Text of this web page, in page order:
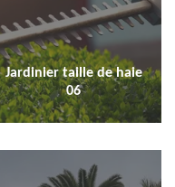
Jardinier taille de haie
06